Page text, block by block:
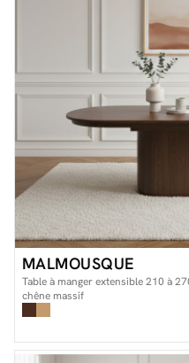
MALMOUSQUE
Table à manger extensible 210 à
chêne massif